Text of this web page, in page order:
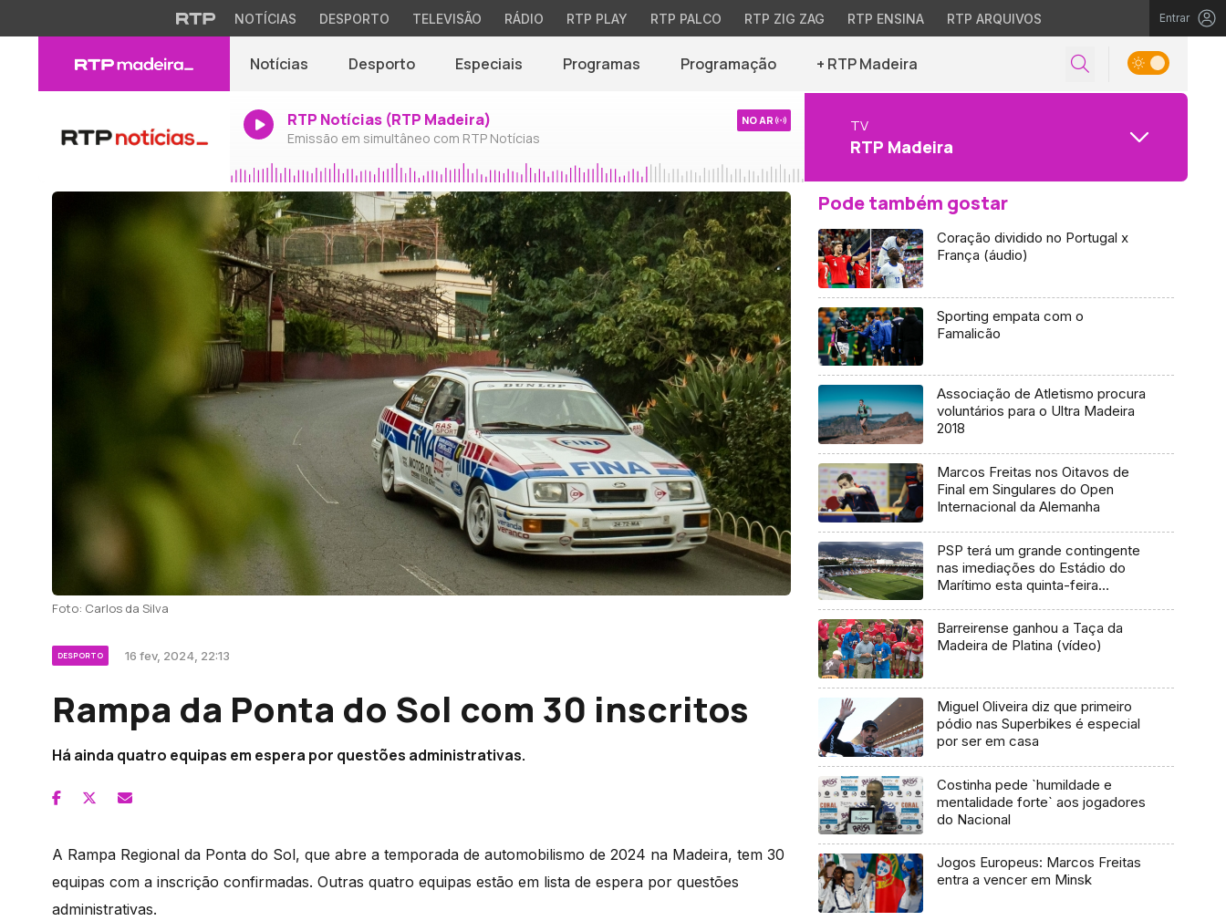
NOTÍCIAS DESPORTO TELEVISÃO RÁDIO RTP PLAY RTP PALCO RTP ZIG ZAG RTP ENSINA RTP ARQUIVOS Entrar
Notícias Desporto Especiais Programas Programação + RTP Madeira
RTP Notícias (RTP Madeira)
Emissão em simultâneo com RTP Notícias
NO AR TV
RTP Madeira
Foto: Carlos da Silva
DESPORTO 16 fev, 2024, 22:13
Rampa da Ponta do Sol com 30 inscritos
Há ainda quatro equipas em espera por questões administrativas.
A Rampa Regional da Ponta do Sol, que abre a temporada de automobilismo de 2024 na Madeira, tem 30
equipas com a inscrição confirmadas. Outras quatro equipas estão em lista de espera por questões
administrativas.
Pode também gostar
Coração dividido no Portugal x
França (áudio)
Sporting empata com o
Famalicão
Associação de Atletismo procura
voluntários para o Ultra Madeira
2018
Marcos Freitas nos Oitavos de
Final em Singulares do Open
Internacional da Alemanha
PSP terá um grande contingente
nas imediações do Estádio do
Marítimo esta quinta-feira
Barreirense ganhou a Taça da
Madeira de Platina (vídeo)
Miguel Oliveira diz que primeiro
pódio nas Superbikes é especial
por ser em casa
Costinha pede `humildade e
mentalidade forte` aos jogadores
do Nacional
Jogos Europeus: Marcos Freitas
entra a vencer em Minsk